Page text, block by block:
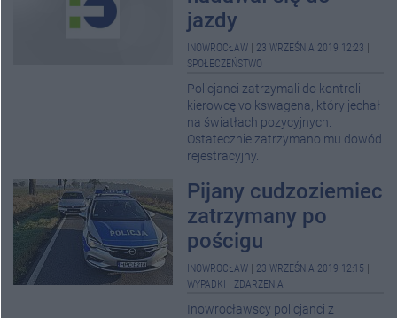
jazdy
INOWROCŁAW 23 WRZEŚNIA 2019 12:23
SPOŁECZEŃSTWO
Policjanci zatrzymali do kontroli
kierowcę volkswagena, który jechał
na światłach pozycyjnych.
Ostatecznie zatrzymano mu dowód
rejestracyjny.
Pijany cudzoziemiec
zatrzymany po
pościgu
INOWROCŁAW 23 WRZEŚNIA 2019 12:15
WYPADKI I ZDARZENIA
Inowrocławscy policjanci z